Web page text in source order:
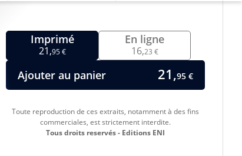
Imprimé
21,95 €
En ligne
16,23 €
Ajouter au panier 21,95 €
Toute reproduction de ces extraits, notamment à des fins
commerciales, est strictement interdite.
Tous droits reservés - Editions ENI